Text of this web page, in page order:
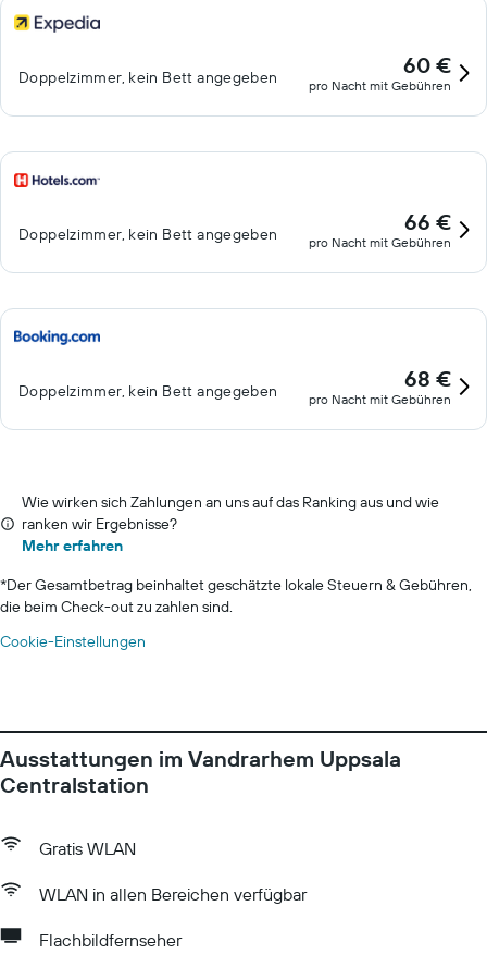
Doppelzimmer, kein Bett angegeben 60 €
pro Nacht mit Gebühren
Doppelzimmer, kein Bett angegeben 66 €
pro Nacht mit Gebühren
Doppelzimmer, kein Bett angegeben 68 €
pro Nacht mit Gebühren
Wie wirken sich Zahlungen an uns auf das Ranking aus und wie
ranken wir Ergebnisse?
Mehr erfahren
*Der Gesamtbetrag beinhaltet geschätzte lokale Steuern & Gebühren,
die beim Check-out zu zahlen sind.
Cookie-Einstellungen
Ausstattungen im Vandrarhem Uppsala
Centralstation
Gratis WLAN
WLAN in allen Bereichen verfügbar
Flachbildfernseher